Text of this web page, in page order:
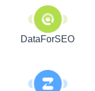
DataForSEO